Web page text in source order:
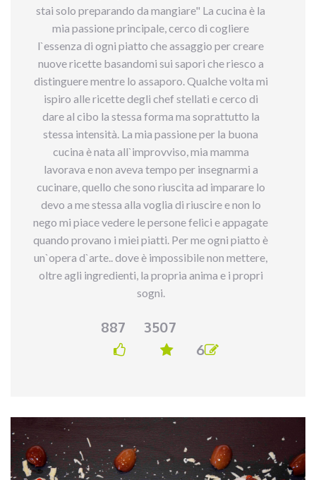
stai solo preparando da mangiare" La cucina è la
mia passione principale, cerco di cogliere
l`essenza di ogni piatto che assaggio per creare
nuove ricette basandomi sui sapori che riesco a
distinguere mentre lo assaporo. Qualche volta mi
ispiro alle ricette degli chef stellati e cerco di
dare al cibo la stessa forma ma soprattutto la
stessa intensità. La mia passione per la buona
cucina è nata all`improvviso, mia mamma
lavorava e non aveva tempo per insegnarmi a
cucinare, quello che sono riuscita ad imparare lo
devo a me stessa alla voglia di riuscire e non lo
nego mi piace vedere le persone felici e appagate
quando provano i miei piatti. Per me ogni piatto è
un`opera d`arte.. dove è impossibile non mettere,
oltre agli ingredienti, la propria anima e i propri
sogni.
887
3507
6